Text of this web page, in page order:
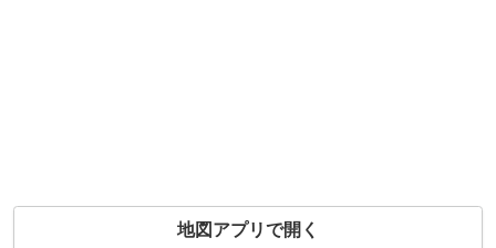
地図アプリで開く